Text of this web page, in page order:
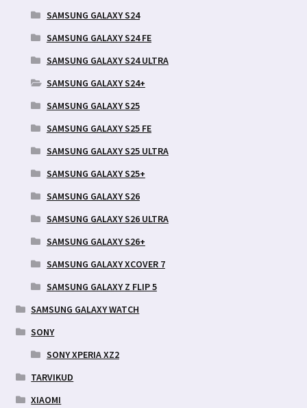
SAMSUNG GALAXY S24
SAMSUNG GALAXY S24 FE
SAMSUNG GALAXY S24 ULTRA
SAMSUNG GALAXY S24+
SAMSUNG GALAXY S25
SAMSUNG GALAXY S25 FE
SAMSUNG GALAXY S25 ULTRA
SAMSUNG GALAXY S25+
SAMSUNG GALAXY S26
SAMSUNG GALAXY S26 ULTRA
SAMSUNG GALAXY S26+
SAMSUNG GALAXY XCOVER 7
SAMSUNG GALAXY Z FLIP 5
SAMSUNG GALAXY WATCH
SONY
SONY XPERIA XZ2
TARVIKUD
XIAOMI